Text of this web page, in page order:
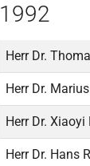
1992
Herr Dr.
Herr Dr.
Herr Dr. Xiaoyi
Herr Dr. Hans